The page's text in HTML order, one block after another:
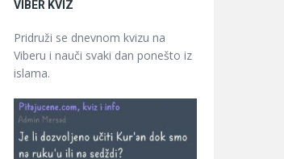
VIBER KVIZ
Pridruži se dnevnom kvizu na
Viberu i nauči svaki dan ponešto iz
islama.